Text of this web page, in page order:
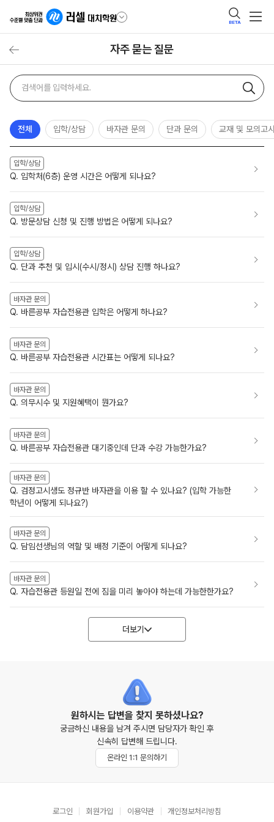
BETA
자주 묻는 질문
자주
묻는
검색
검색어
전체 입학/상담 바자관 문의 단과 문의 교재 및 모의고
입학/상담
Q. 입학처(6층) 운영 시간은 어떻게 되나요?
입학/상담
Q. 방문상담 신청 및 진행 방법은 어떻게 되나요?
입학/상담
Q. 단과 추천 및 입시(수시/정시) 상담 진행 하나요?
바자관 문의
Q. 바른공부 자습전용관 입학은 어떻게 하나요?
바자관 문의
Q. 바른공부 자습전용관 시간표는 어떻게 되나요?
바자관 문의
Q. 의무시수 및 지원혜택이 뭔가요?
바자관 문의
Q. 바른공부 자습전용관 대기중인데 단과 수강 가능한가요?
바자관 문의
Q. 검정고시생도 정규반 바자관을 이용 할 수 있나요? (입학 가능한
학년이 어떻게 되나요?)
바자관 문의
Q. 담임선생님의 역할 및 배정 기준이 어떻게 되나요?
바자관 문의
Q. 자습전용관 등원일 전에 짐을 미리 놓아야 하는데 가능한한가요?
더보기
원하시는 답변을 찾지 못하셨나요?
궁금하신 내용을 남겨 주시면 담당자가 확인 후
신속히 답변해 드립니다.
온라인 1:1 문의하기
로그인 회원가입 이용약관 개인정보처리방침